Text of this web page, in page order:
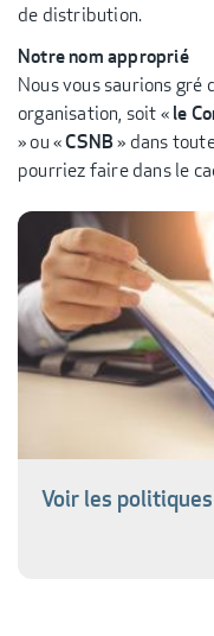
de distribution.
Notre nom approprié
Nous vous saurions
organisation, soit «le
» ou «CSNB» dans
pourriez faire dans le
Voir les politiques